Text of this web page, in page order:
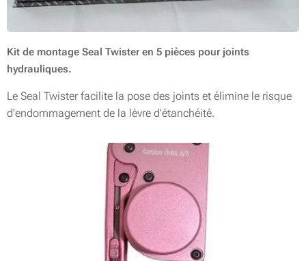
Kit de montage Seal Twister en 5 pièces pour joints
hydrauliques.
Le Seal Twister facilite la pose des joints et élimine le risque
d'endommagement de la lèvre d'étanchéité.